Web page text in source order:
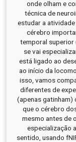
onde olham e
técnica de
estudar a
cérebro
temporal superior
se vai
está ligado ao
ao início da
isso, vamos
diferentes de
(apenas gatinham)
que o cérebro
mesmo antes de
especialização
sentido, usando